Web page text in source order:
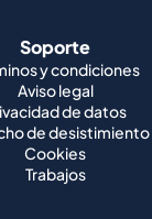
Soporte
y condiciones
Aviso legal
de datos
de desistimiento
Cookies
Trabajos